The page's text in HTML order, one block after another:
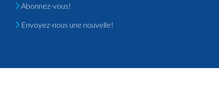
Abonnez-vous!
Envoyez-nous une nouvelle!